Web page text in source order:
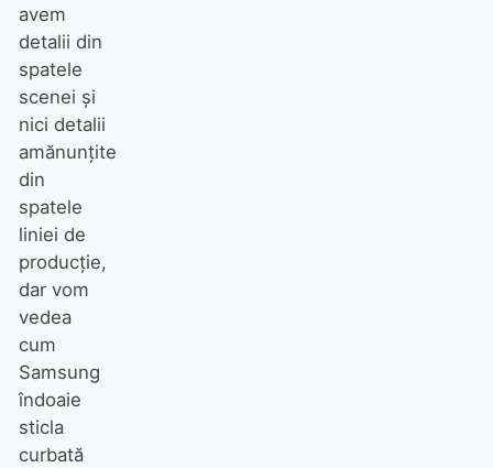
avem
detalii din
spatele
scenei și
nici detalii
amănunțite
din
spatele
liniei de
producție,
dar vom
vedea
cum
Samsung
îndoaie
sticla
curbată